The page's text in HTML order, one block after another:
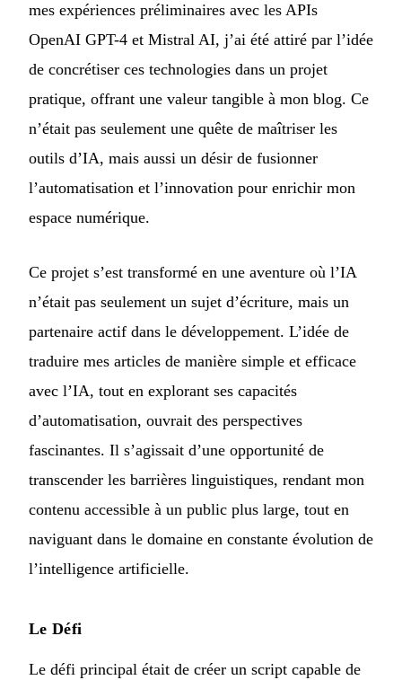
mes expériences préliminaires avec les APIs
OpenAI GPT-4 et Mistral AI, j’ai été attiré par l’idée
de concrétiser ces technologies dans un projet
pratique, offrant une valeur tangible à mon blog. Ce
n’était pas seulement une quête de maîtriser les
outils d’IA, mais aussi un désir de fusionner
l’automatisation et l’innovation pour enrichir mon
espace numérique.
Ce projet s’est transformé en une aventure où l’IA
n’était pas seulement un sujet d’écriture, mais un
partenaire actif dans le développement. L’idée de
traduire mes articles de manière simple et efficace
avec l’IA, tout en explorant ses capacités
d’automatisation, ouvrait des perspectives
fascinantes. Il s’agissait d’une opportunité de
transcender les barrières linguistiques, rendant mon
contenu accessible à un public plus large, tout en
naviguant dans le domaine en constante évolution de
l’intelligence artificielle.
Le Défi
Le défi principal était de créer un script capable de